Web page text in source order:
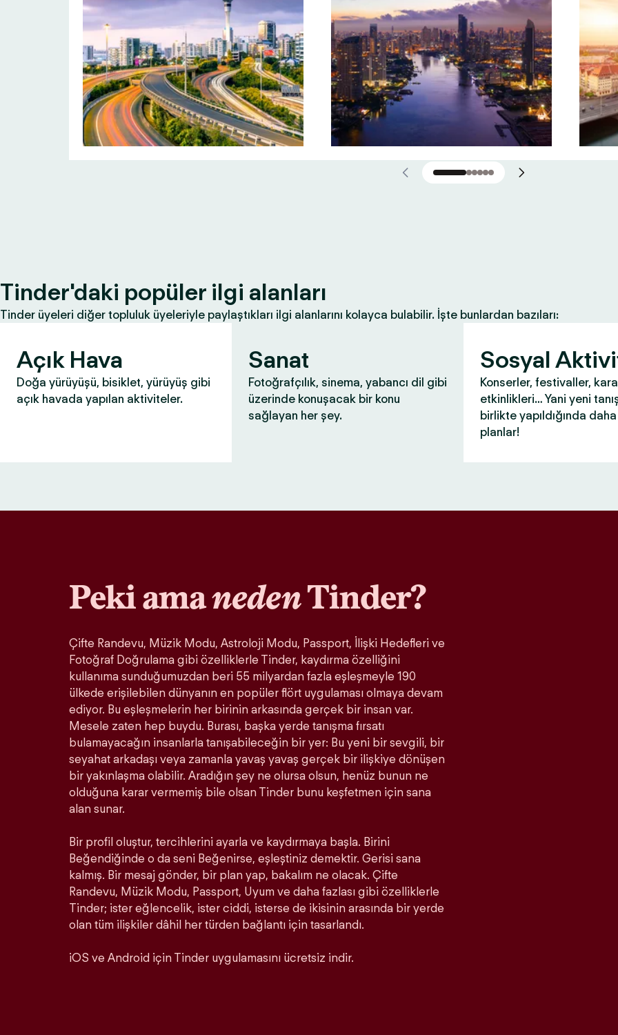
Tinder'daki popüler ilgi alanları
Tinder üyeleri diğer topluluk üyeleriyle paylaştıkları ilgi alanlarını kolayca bulabilir. İşte bunlardan bazıları:
Açık Hava
Doğa yürüyüşü, bisiklet, yürüyüş gibi
açık havada yapılan aktiviteler.
Sanat
Fotoğrafçılık, sinema, yabancı dil gibi
üzerinde konuşacak bir konu
sağlayan her şey.
Sosyal
Konserler, festivaller,
etkinlikleri… Yani yeni
birlikte yapıldığında
planlar!
Peki amanedenTinder?
Çifte Randevu, Müzik Modu, Astroloji Modu, Passport, İlişki Hedefleri ve
Fotoğraf Doğrulama gibi özelliklerle Tinder, kaydırma özelliğini
kullanıma sunduğumuzdan beri 55 milyardan fazla eşleşmeyle 190
ülkede erişilebilen dünyanın en popüler flört uygulaması olmaya devam
ediyor. Bu eşleşmelerin her birinin arkasında gerçek bir insan var.
Mesele zaten hep buydu. Burası, başka yerde tanışma fırsatı
bulamayacağın insanlarla tanışabileceğin bir yer: Bu yeni bir sevgili, bir
seyahat arkadaşı veya zamanla yavaş yavaş gerçek bir ilişkiye dönüşen
bir yakınlaşma olabilir. Aradığın şey ne olursa olsun, henüz bunun ne
olduğuna karar vermemiş bile olsan Tinder bunu keşfetmen için sana
alan sunar.
Bir profil oluştur, tercihlerini ayarla ve kaydırmaya başla. Birini
Beğendiğinde o da seni Beğenirse, eşleştiniz demektir. Gerisi sana
kalmış. Bir mesaj gönder, bir plan yap, bakalım ne olacak. Çifte
Randevu, Müzik Modu, Passport, Uyum ve daha fazlası gibi özelliklerle
Tinder; ister eğlencelik, ister ciddi, isterse de ikisinin arasında bir yerde
olan tüm ilişkiler dâhil her türden bağlantı için tasarlandı.
iOS ve Android için Tinder uygulamasını ücretsiz indir.